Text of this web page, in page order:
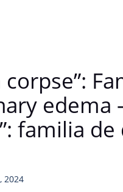
edema
familia
2024